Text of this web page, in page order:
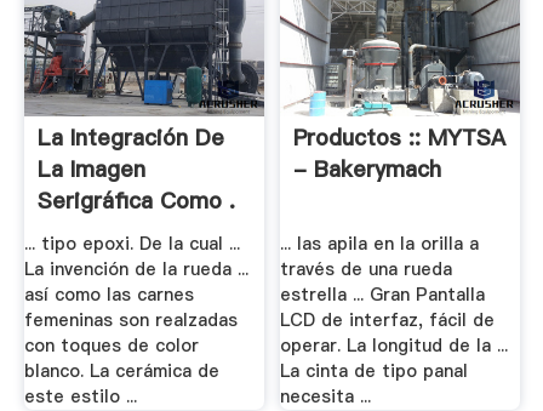
La Integración De
La Imagen
Serigráfica Como .
... tipo epoxi. De la cual ...
La invención de la rueda ...
así como las carnes
femeninas son realzadas
con toques de color
blanco. La cerámica de
este estilo ...
Productos :: MYTSA
- Bakerymach
... las apila en la orilla a
través de una rueda
estrella ... Gran Pantalla
LCD de interfaz, fácil de
operar. La longitud de la ...
La cinta de tipo panal
necesita ...